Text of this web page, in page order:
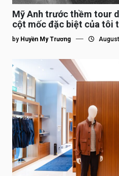
Mỹ Anh trước thềm tour
cột mốc đặc biệt của tôi
tế”
by Huyền My Trương